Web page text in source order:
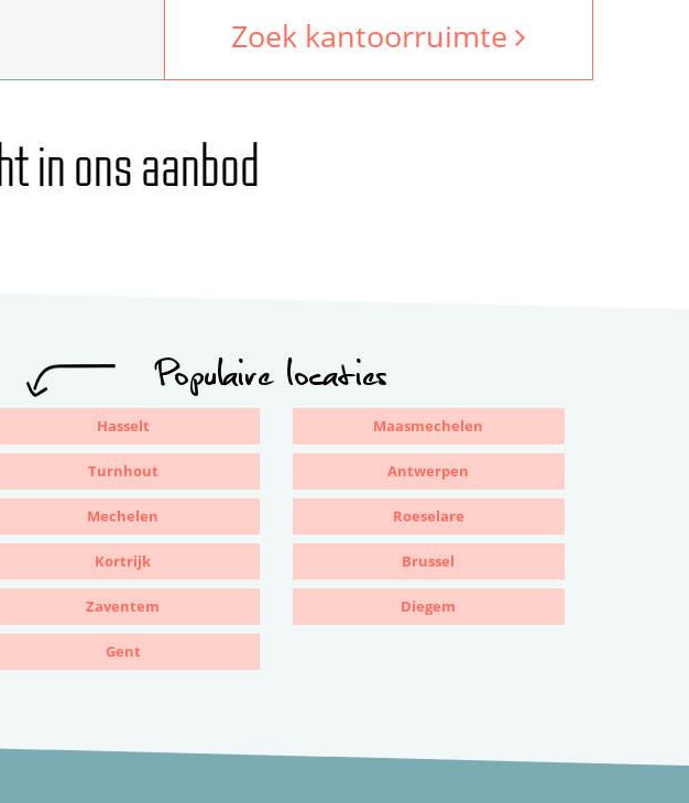
Zoek kantoorruimte
in ons aanbod
Populaire locaties
Hasselt Maasmechelen
Turnhout Antwerpen
Mechelen Roeselare
Kortrijk Brussel
Zaventem Diegem
Gent